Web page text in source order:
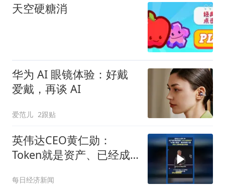
天空硬糖消
华为 AI 眼镜体验：好戴
爱戴，再谈 AI
爱范儿 2跟贴
英伟达CEO黄仁勋：
Token就是资产、已经成
每日经济新闻